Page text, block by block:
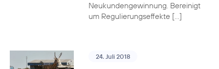
Neukundengewinnung. Bereinigt
um Regulierungseffekte […]
24. Juli 2018